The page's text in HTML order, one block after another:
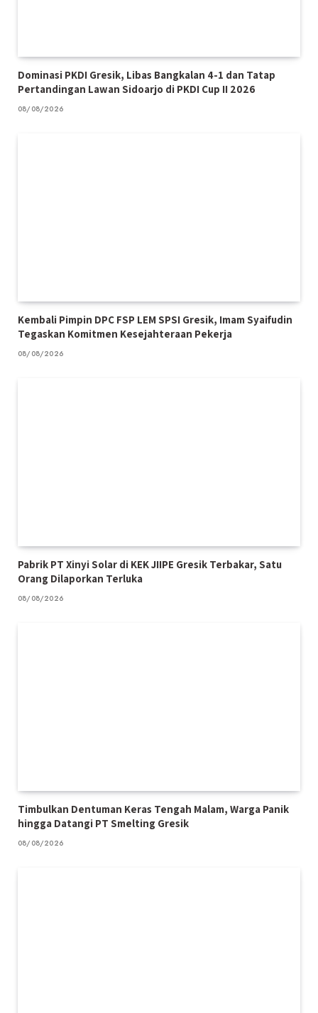
Dominasi PKDI Gresik, Libas Bangkalan 4-1 dan Tatap
Pertandingan Lawan Sidoarjo di PKDI Cup II 2026
08/08/2026
Kembali Pimpin DPC FSP LEM SPSI Gresik, Imam Syaifudin
Tegaskan Komitmen Kesejahteraan Pekerja
08/08/2026
Pabrik PT Xinyi Solar di KEK JIIPE Gresik Terbakar, Satu
Orang Dilaporkan Terluka
08/08/2026
Timbulkan Dentuman Keras Tengah Malam, Warga Panik
hingga Datangi PT Smelting Gresik
08/08/2026